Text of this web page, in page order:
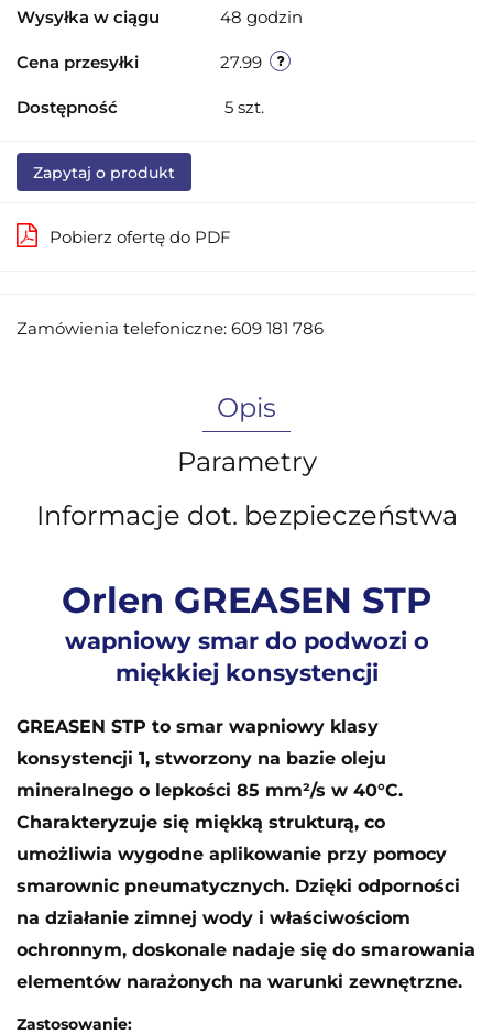
Wysyłka w ciągu 48 godzin
Cena przesyłki 27.99
Dostępność 5 szt.
Zapytaj o produkt
Pobierz ofertę do PDF
Zamówienia telefoniczne: 609 181 786
Opis
Parametry
Informacje dot. bezpieczeństwa
Orlen GREASEN STP
wapniowy smar do podwozi o
miękkiej konsystencji
GREASEN STP to smar wapniowy klasy
konsystencji 1, stworzony na bazie oleju
mineralnego o lepkości 85 mm²/s w 40°C.
Charakteryzuje się miękką strukturą, co
umożliwia wygodne aplikowanie przy pomocy
smarownic pneumatycznych. Dzięki odporności
na działanie zimnej wody i właściwościom
ochronnym, doskonale nadaje się do smarowania
elementów narażonych na warunki zewnętrzne.
Zastosowanie: